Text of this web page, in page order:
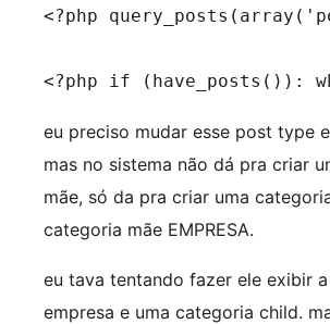
<?php
<?php if (have_posts()):
eu preciso mudar esse post type
mas no sistema não dá pra criar
mãe, só da pra criar uma
categoria mãe EMPRESA.
eu tava tentando fazer ele exibir
empresa e uma categoria child.